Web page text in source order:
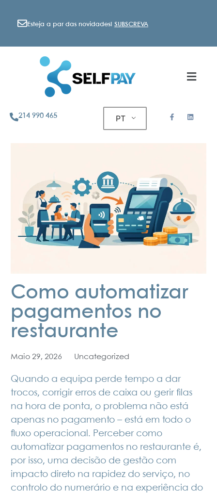
Esteja a par das novidades! SUBSCREVA
214 990 465 PT
Como automatizar
pagamentos no
restaurante
Maio 29, 2026 Uncategorized
Quando a equipa perde tempo a dar
trocos, corrigir erros de caixa ou gerir filas
na hora de ponta, o problema não está
apenas no pagamento – está em todo o
fluxo operacional. Perceber como
automatizar pagamentos no restaurante é,
por isso, uma decisão de gestão com
impacto direto na rapidez do serviço, no
controlo do numerário e na experiência do